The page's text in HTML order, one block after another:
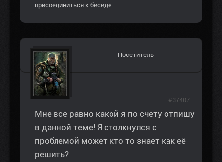
присоединиться к беседе.
Посетитель
Мне все равно какой я по счету отпишу
в данной теме! Я столкнулся с
проблемой может кто то знает как её
решить?
#37407